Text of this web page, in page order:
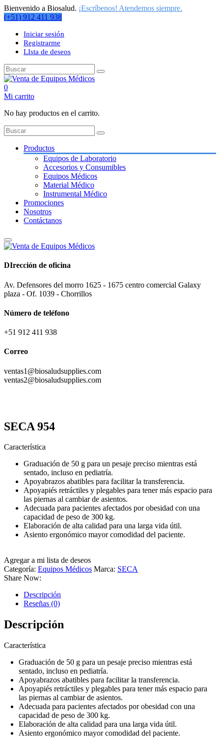
Bienvenido a Biosalud. ¡Escríbenos! Atendemos siempre.
(+51) 912 411 938
Iniciar sesión
Registrarme
LIsta de deseos
0
Mi carrito
No hay productos en el carrito.
Productos
Equipos de Laboratorio
Accesorios y Consumibles
Equipos Médicos
Material Médico
Instrumental Médico
Promociones
Nosotros
Contáctanos
DIrección de oficina
Av. Defensores del morro 1625 - 1675 centro comercial Galaxy
plaza - Of. 1039 - Chorrillos
Número de teléfono
+51 912 411 938
Correo
ventas1@biosaludsupplies.com
ventas2@biosaludsupplies.com
SECA 954
Característica
Graduación de 50 g para un pesaje preciso mientras está
sentado, incluso en pediatría.
Apoyabrazos abatibles para facilitar la transferencia.
Apoyapiés retráctiles y plegables para tener más espacio para
las piernas al cambiar de asientos.
Adecuada para pacientes afectados por obesidad con una
capacidad de peso de 300 kg.
Elaboración de alta calidad para una larga vida útil.
Asiento ergonómico mayor comodidad del paciente.
Agregar a mi lista de deseos
Categoría: Equipos Médicos Marca: SECA
Share Now:
Descripción
Reseñas (0)
Descripción
Característica
Graduación de 50 g para un pesaje preciso mientras está
sentado, incluso en pediatría.
Apoyabrazos abatibles para facilitar la transferencia.
Apoyapiés retráctiles y plegables para tener más espacio para
las piernas al cambiar de asientos.
Adecuada para pacientes afectados por obesidad con una
capacidad de peso de 300 kg.
Elaboración de alta calidad para una larga vida útil.
Asiento ergonómico mayor comodidad del paciente.